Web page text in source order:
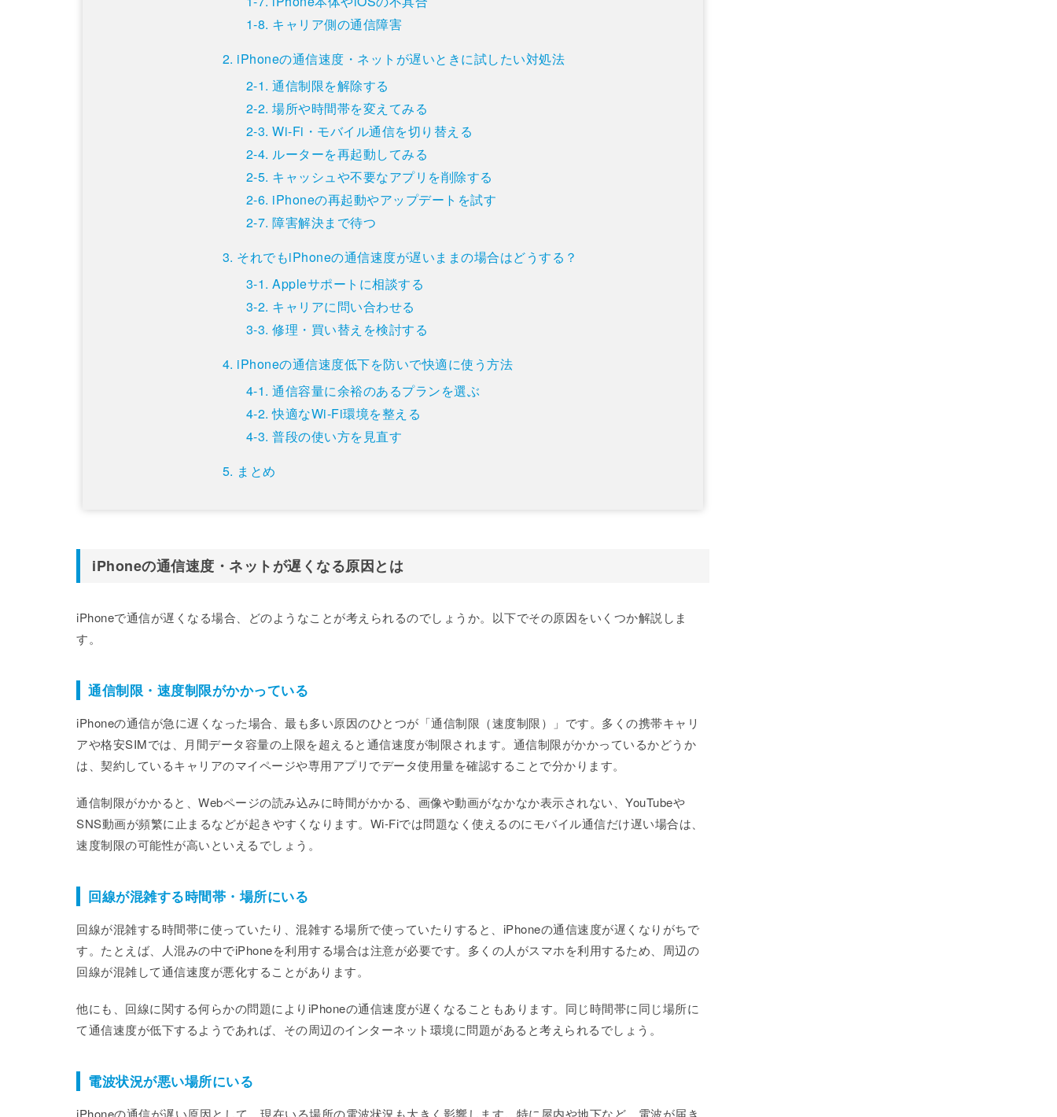
キャリア側の通信障害
iPhoneの通信速度・ネットが遅いときに試したい対処法
通信制限を解除する
場所や時間帯を変えてみる
Wi-Fi・モバイル通信を切り替える
ルーターを再起動してみる
キャッシュや不要なアプリを削除する
iPhoneの再起動やアップデートを試す
障害解決まで待つ
それでもiPhoneの通信速度が遅いままの場合はどうする？
Appleサポートに相談する
キャリアに問い合わせる
修理・買い替えを検討する
iPhoneの通信速度低下を防いで快適に使う方法
通信容量に余裕のあるプランを選ぶ
快適なWi-Fi環境を整える
普段の使い方を見直す
まとめ
iPhoneの通信速度・ネットが遅くなる原因とは
iPhoneで通信が遅くなる場合、どのようなことが考えられるのでしょうか。以下でその原因をいくつか解説しま
す。
通信制限・速度制限がかかっている
iPhoneの通信が急に遅くなった場合、最も多い原因のひとつが「通信制限（速度制限）」です。多くの携帯キャリ
アや格安SIMでは、月間データ容量の上限を超えると通信速度が制限されます。通信制限がかかっているかどうか
は、契約しているキャリアのマイページや専用アプリでデータ使用量を確認することで分かります。
通信制限がかかると、Webページの読み込みに時間がかかる、画像や動画がなかなか表示されない、YouTubeや
SNS動画が頻繁に止まるなどが起きやすくなります。Wi‑Fiでは問題なく使えるのにモバイル通信だけ遅い場合は、
速度制限の可能性が高いといえるでしょう。
回線が混雑する時間帯・場所にいる
回線が混雑する時間帯に使っていたり、混雑する場所で使っていたりすると、iPhoneの通信速度が遅くなりがちで
す。たとえば、人混みの中でiPhoneを利用する場合は注意が必要です。多くの人がスマホを利用するため、周辺の
回線が混雑して通信速度が悪化することがあります。
他にも、回線に関する何らかの問題によりiPhoneの通信速度が遅くなることもあります。同じ時間帯に同じ場所に
て通信速度が低下するようであれば、その周辺のインターネット環境に問題があると考えられるでしょう。
電波状況が悪い場所にいる
iPhoneの通信が遅い原因として、現在いる場所の電波状況も大きく影響します。特に屋内や地下など、電波が届き